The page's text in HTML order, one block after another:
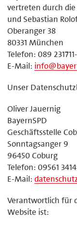
vertreten durch die
und Sebastian
Oberanger 38
80331 München
Telefon: 089
E-Mail:
Unser
Oliver Jauernig
BayernSPD
Geschäftsstelle
Sonntagsanger 9
96450 Coburg
Telefon: 09561
E-Mail:
Verantwortlich für
Website ist: